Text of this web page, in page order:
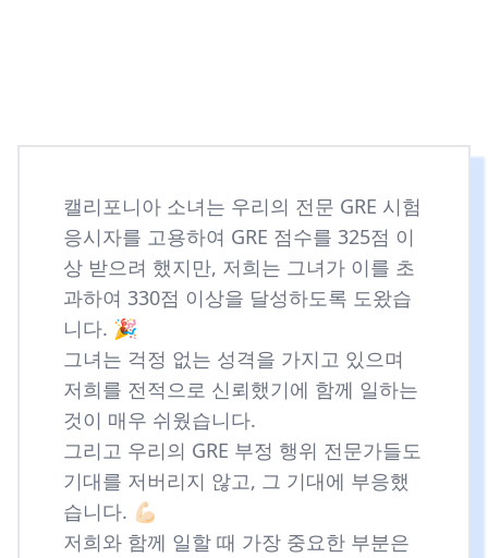
캘리포니아 소녀는 우리의 전문 GRE 시험
응시자를 고용하여 GRE 점수를 325점 이
상 받으려 했지만, 저희는 그녀가 이를 초
과하여 330점 이상을 달성하도록 도왔습
니다. 🎉
그녀는 걱정 없는 성격을 가지고 있으며
저희를 전적으로 신뢰했기에 함께 일하는
것이 매우 쉬웠습니다.
그리고 우리의 GRE 부정 행위 전문가들도
기대를 저버리지 않고, 그 기대에 부응했
습니다. 💪🏻
저희와 함께 일할 때 가장 중요한 부분은